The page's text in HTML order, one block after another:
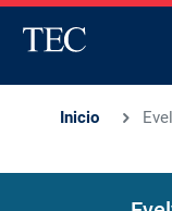
Inicio